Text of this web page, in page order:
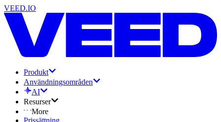
VEED.IO
Produkt
Användningsområden
AI
Resurser
More